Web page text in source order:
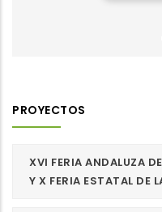
PROYECTOS
XVI FERIA ANDALUZA
Y X FERIA ESTATAL DE